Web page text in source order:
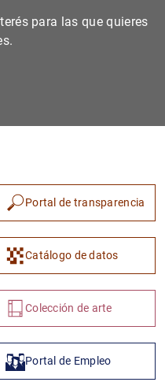
1 2
para las que quieres
Portal de transparencia
Catálogo de datos
Colección de arte
Portal de Empleo